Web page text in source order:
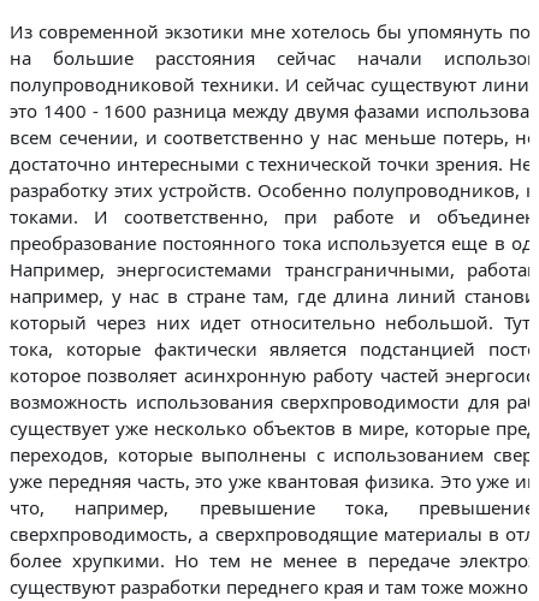
Из современной экзотики мне хотелось бы упомянуть
на большие расстояния сейчас начали
полупроводниковой техники. И сейчас существуют
это 1400 - 1600 разница между двумя фазами
всем сечении, и соответственно у нас меньше потерь,
достаточно интересными с технической точки зрения.
разработку этих устройств. Особенно
токами. И соответственно, при работе и
преобразование постоянного тока используется еще в
Например, энергосистемами трансграничными,
например, у нас в стране там, где длина линий
который через них идет относительно небольшой. Тут
тока, которые фактически является подстанцией
которое позволяет асинхронную работу частей
возможность использования сверхпроводимости для
существует уже несколько объектов в мире, которые
переходов, которые выполнены с использованием
уже передняя часть, это уже квантовая физика. Это уже
что, например, превышение тока,
сверхпроводимость, а сверхпроводящие материалы в
более хрупкими. Но тем не менее в передаче
существуют разработки переднего края и там тоже